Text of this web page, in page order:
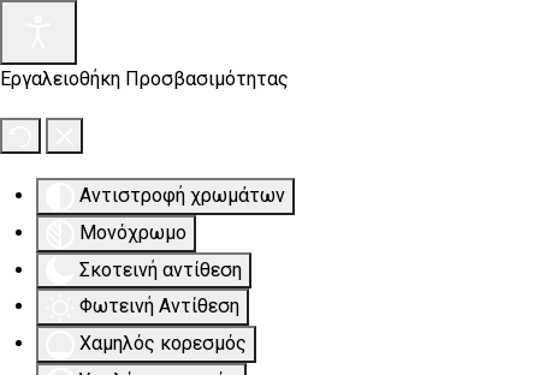
Εργαλειοθήκη Προσβασιμότητας
Αντιστροφή χρωμάτων
Μονόχρωμο
Σκοτεινή αντίθεση
Φωτεινή Αντίθεση
Χαμηλός κορεσμός